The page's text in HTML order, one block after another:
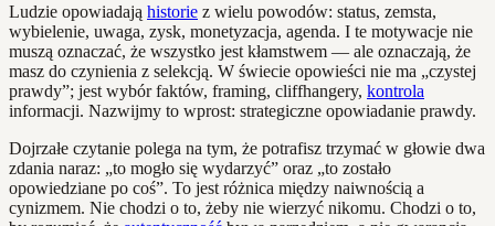
Ludzie opowiadają historie z wielu powodów: status, zemsta,
wybielenie, uwaga, zysk, monetyzacja, agenda. I te motywacje nie
muszą oznaczać, że wszystko jest kłamstwem — ale oznaczają, że
masz do czynienia z selekcją. W świecie opowieści nie ma „czystej
prawdy”; jest wybór faktów, framing, cliffhangery, kontrola
informacji. Nazwijmy to wprost: strategiczne opowiadanie prawdy.
Dojrzałe czytanie polega na tym, że potrafisz trzymać w głowie dwa
zdania naraz: „to mogło się wydarzyć” oraz „to zostało
opowiedziane po coś”. To jest różnica między naiwnością a
cynizmem. Nie chodzi o to, żeby nie wierzyć nikomu. Chodzi o to,